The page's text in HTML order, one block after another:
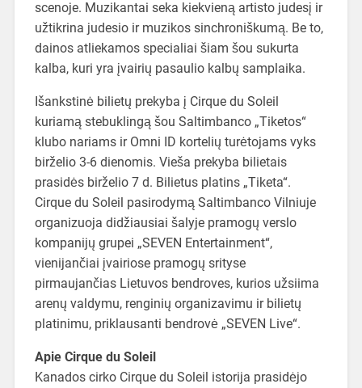
scenoje. Muzikantai seka kiekvieną artisto judesį ir
užtikrina judesio ir muzikos sinchroniškumą. Be to,
dainos atliekamos specialiai šiam šou sukurta
kalba, kuri yra įvairių pasaulio kalbų samplaika.
Išankstinė bilietų prekyba į Cirque du Soleil
kuriamą stebuklingą šou Saltimbanco „Tiketos“
klubo nariams ir Omni ID kortelių turėtojams vyks
birželio 3-6 dienomis. Vieša prekyba bilietais
prasidės birželio 7 d. Bilietus platins „Tiketa“.
Cirque du Soleil pasirodymą Saltimbanco Vilniuje
organizuoja didžiausiai šalyje pramogų verslo
kompanijų grupei „SEVEN Entertainment“,
vienijančiai įvairiose pramogų srityse
pirmaujančias Lietuvos bendroves, kurios užsiima
arenų valdymu, renginių organizavimu ir bilietų
platinimu, priklausanti bendrovė „SEVEN Live“.
Apie Cirque du Soleil
Kanados cirko Cirque du Soleil istorija prasidėjo